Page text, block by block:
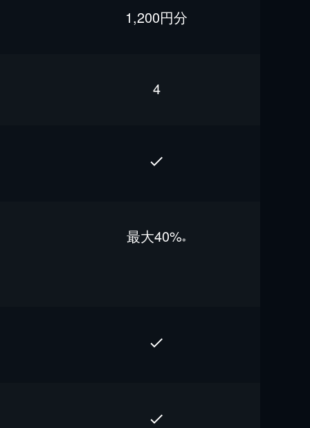
1,200円分
4
最⼤40%※